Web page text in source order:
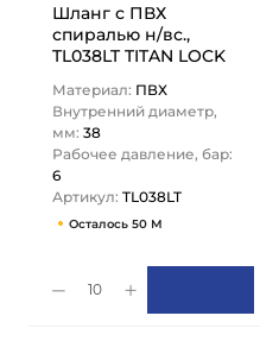
Шланг с ПВХ
спиралью н/вс.,
TL038LT TITAN LOCK
Материал: ПВХ
Внутренний диаметр,
мм: 38
Рабочее давление, бар:
6
Артикул: TL038LT
Осталось 50 М
10